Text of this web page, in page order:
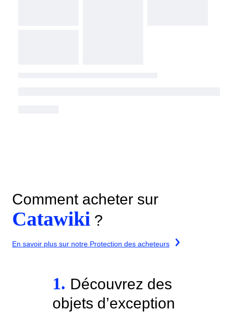
Comment acheter sur
Catawiki ?
En savoir plus sur notre Protection des acheteurs
1. Découvrez des
objets d’exception